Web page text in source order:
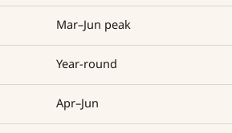
Mar–Jun peak
Year-round
Apr–Jun